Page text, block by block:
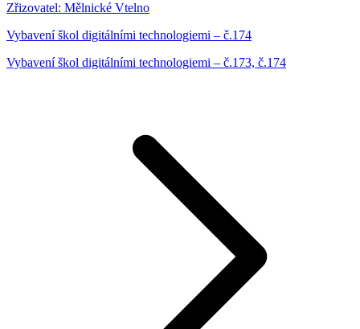
Zřizovatel: Mělnické Vtelno
Vybavení škol digitálními technologiemi – č.174
Vybavení škol digitálními technologiemi – č.173, č.174